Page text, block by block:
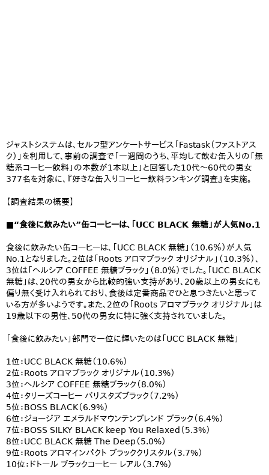
ジャストシステムは、セルフ型アンケートサービス「Fastask（ファストアス
ク）」を利用して、事前の調査で「一週間のうち、平均して飲む缶入りの「無
糖系コーヒー飲料」の本数が1本以上」と回答した10代～60代の男女
377名を対象に、『好きな缶入りコーヒー飲料ランキング調査』を実施。
【調査結果の概要】
■“食後に飲みたい”缶コーヒーは、「UCC BLACK 無糖」が人気No.1
食後に飲みたい缶コーヒーは、「UCC BLACK 無糖」（10.6％）が人気
No.1となりました。2位は「Roots アロマブラック オリジナル」（10.3％）、
3位は「ヘルシア COFFEE 無糖ブラック」（8.0％）でした。「UCC BLACK
無糖」は、20代の男女から比較的強い支持があり、20歳以上の男女にも
偏り無く受け入れられており、食後は定番商品でひと息つきたいと思って
いる方が多いようです。また、2位の「Roots アロマブラック オリジナル」は
19歳以下の男性、50代の男女に特に強く支持されていました。
「食後に飲みたい」部門で一位に輝いたのは「UCC BLACK 無糖」
1位：UCC BLACK 無糖（10.6%）
2位：Roots アロマブラック オリジナル（10.3%）
3位：ヘルシア COFFEE 無糖ブラック（8.0%）
4位：タリーズコーヒー バリスタズブラック（7.2%）
5位：BOSS BLACK（6.9%）
6位：ジョージア エメラルドマウンテンブレンド ブラック（6.4%）
7位：BOSS SILKY BLACK keep You Relaxed（5.3%）
8位：UCC BLACK 無糖 The Deep（5.0%）
9位：Roots アロマインパクト ブラッククリスタル（3.7%）
10位：ドトール ブラックコーヒー レアル（3.7%）